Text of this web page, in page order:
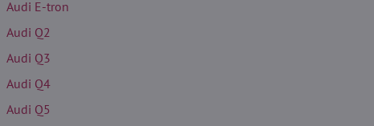
Audi E-tron
Audi Q2
Audi Q3
Audi Q4
Audi Q5